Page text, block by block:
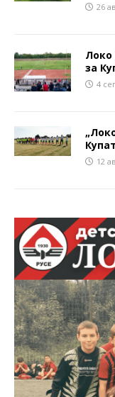
26
Локо
за
4
12